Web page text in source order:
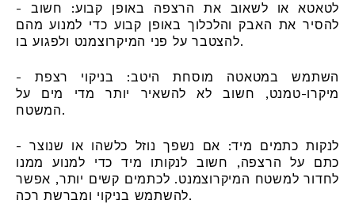
- לטאטא או לשאוב את הרצפה באופן קבוע: חשוב
להסיר את האבק והלכלוך באופן קבוע כדי למנוע מהם
להצטבר על פני המיקרוצמנט ולפגוע בו.
- השתמש במטאטה מוסחת היטב: בניקוי רצפת
מיקרו-טמנט, חשוב לא להשאיר יותר מדי מים על
המשטח.
- לנקות כתמים מיד: אם נשפך נוזל כלשהו או שנוצר
כתם על הרצפה, חשוב לנקותו מיד כדי למנוע ממנו
לחדור למשטח המיקרוצמנט. לכתמים קשים יותר, אפשר
להשתמש בניקוי ומברשת רכה.